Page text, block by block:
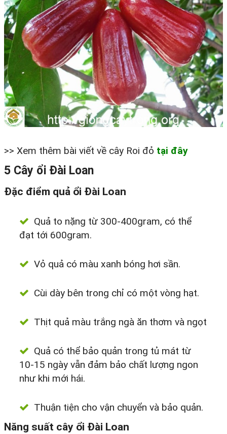
>> Xem thêm bài viết về cây Roi đỏ tại đây
5 Cây ổi Đài Loan
Đặc điểm quả ổi Đài Loan
Quả to nặng từ 300-400gram, có thể
đạt tới 600gram.
Vỏ quả có màu xanh bóng hơi sần.
Cùi dày bên trong chỉ có một vòng hạt.
Thịt quả màu trắng ngà ăn thơm và ngọt
Quả có thể bảo quản trong tủ mát từ
10-15 ngày vẫn đảm bảo chất lượng ngon
như khi mới hái.
Thuận tiện cho vận chuyển và bảo quản.
Năng suất cây ổi Đài Loan